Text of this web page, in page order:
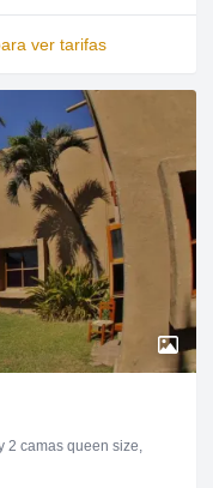
ver tarifas
2 camas queen size